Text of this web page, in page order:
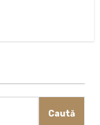
Caută